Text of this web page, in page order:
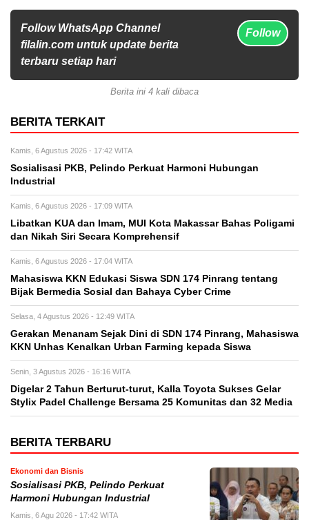
Follow WhatsApp Channel
filalin.com untuk update berita
terbaru setiap hari
Follow
Berita ini 4 kali dibaca
BERITA TERKAIT
Kamis, 6 Agustus 2026 - 17:42 WITA
Sosialisasi PKB, Pelindo Perkuat Harmoni Hubungan
Industrial
Kamis, 6 Agustus 2026 - 17:09 WITA
Libatkan KUA dan Imam, MUI Kota Makassar Bahas Poligami
dan Nikah Siri Secara Komprehensif
Kamis, 6 Agustus 2026 - 17:04 WITA
Mahasiswa KKN Edukasi Siswa SDN 174 Pinrang tentang
Bijak Bermedia Sosial dan Bahaya Cyber Crime
Selasa, 4 Agustus 2026 - 12:49 WITA
Gerakan Menanam Sejak Dini di SDN 174 Pinrang, Mahasiswa
KKN Unhas Kenalkan Urban Farming kepada Siswa
Senin, 3 Agustus 2026 - 16:16 WITA
Digelar 2 Tahun Berturut-turut, Kalla Toyota Sukses Gelar
Stylix Padel Challenge Bersama 25 Komunitas dan 32 Media
BERITA TERBARU
Ekonomi dan Bisnis
Sosialisasi PKB, Pelindo Perkuat
Harmoni Hubungan Industrial
Kamis, 6 Agu 2026 - 17:42 WITA